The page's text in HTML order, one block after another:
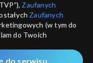
Zaufanych
Zaufanych
(w tym do
do Twoich
na udostępnianie
do serwisu